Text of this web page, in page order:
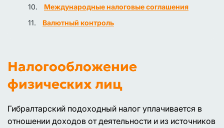
Международные налоговые соглашения
Валютный контроль
Налогообложение
физических лиц
Гибралтарский подоходный налог уплачивается в
отношении доходов от деятельности и из источников